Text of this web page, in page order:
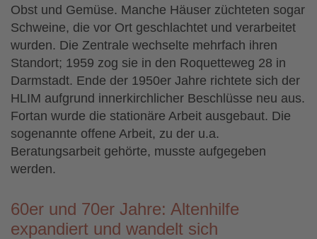
Obst und Gemüse. Manche Häuser züchteten sogar
Schweine, die vor Ort geschlachtet und verarbeitet
wurden. Die Zentrale wechselte mehrfach ihren
Standort; 1959 zog sie in den Roquetteweg 28 in
Darmstadt. Ende der 1950er Jahre richtete sich der
HLIM aufgrund innerkirchlicher Beschlüsse neu aus.
Fortan wurde die stationäre Arbeit ausgebaut. Die
sogenannte offene Arbeit, zu der u.a.
Beratungsarbeit gehörte, musste aufgegeben
werden.
60er und 70er Jahre: Altenhilfe
expandiert und wandelt sich